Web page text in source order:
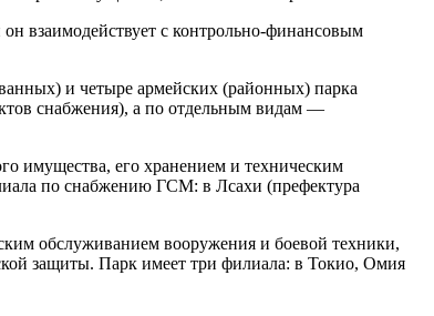
взаимодействует с контрольно-финансовым
и четыре армейских (районных) парка
снабжения), а по отдельным видам —
имущества, его хранением и техническим
по снабжению ГСМ: в Лсахи (префектура
обслуживанием вооружения и боевой техники,
защиты. Парк имеет три филиала: в Токио, Омия